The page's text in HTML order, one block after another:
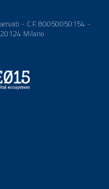
- C.F. 80050050154 -
Milano